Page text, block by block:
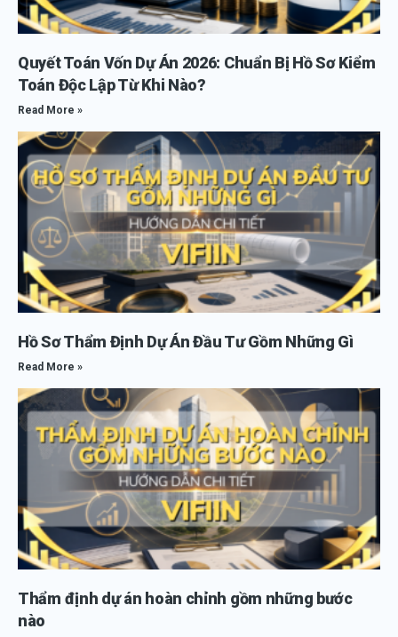
Quyết Toán Vốn Dự Án 2026: Chuẩn Bị Hồ Sơ Kiểm
Toán Độc Lập Từ Khi Nào?
Read More »
Hồ Sơ Thẩm Định Dự Án Đầu Tư Gồm Những Gì
Read More »
Thẩm định dự án hoàn chỉnh gồm những bước
nào